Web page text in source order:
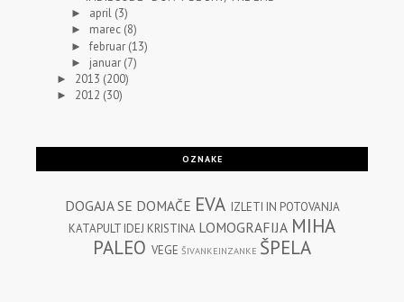
► april (3)
► marec (8)
►februar (13)
► januar (7)
► 2013 (200)
► 2012 (30)
OZNAKE
DOGAJA SE DOMAČE EVA IZLETI IN POTOVANJA
KATAPULT IDEJ KRISTINA LOMOGRAFIJA MIHA
PALEO VEGE ŠIVANKEINZANKE ŠPELA